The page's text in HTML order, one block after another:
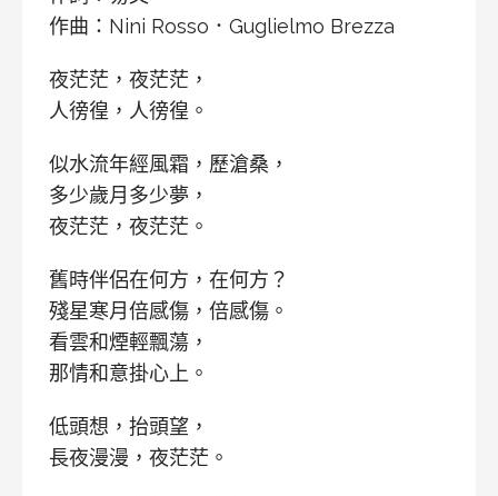
作曲：Nini Rosso．Guglielmo Brezza
夜茫茫，夜茫茫，
人徬徨，人徬徨。
似水流年經風霜，歷滄桑，
多少歲月多少夢，
夜茫茫，夜茫茫。
舊時伴侶在何方，在何方？
殘星寒月倍感傷，倍感傷。
看雲和煙輕飄蕩，
那情和意掛心上。
低頭想，抬頭望，
長夜漫漫，夜茫茫。